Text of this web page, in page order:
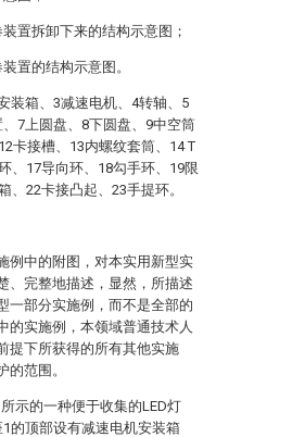
置拆卸下来的结构示意图；
置的结构示意图。
装箱、3减速电机、4转轴、5
7上圆盘、8下圆盘、9中空筒
卡接槽、13内螺纹套筒、14 T
、17导向环、18勾手环、19限
、22卡接凸起、23手提环。
例中的附图，对本实用新型实
、完整地描述，显然，所描述
一部分实施例，而不是全部的
的实施例，本领域普通技术人
提下所获得的所有其他实施
的范围。
示的一种便于收集的LED灯
的顶部设有减速电机安装箱